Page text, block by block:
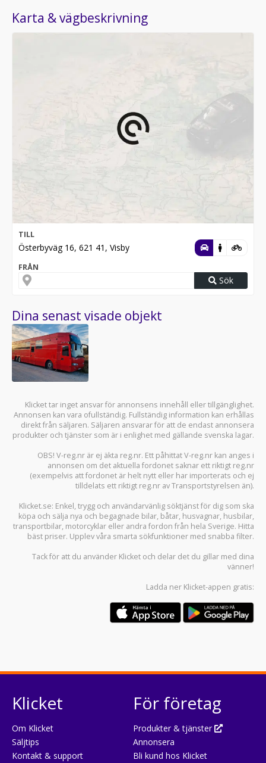
Karta & vägbeskrivning
TILL
Österbyväg 16, 621 41, Visby
FRÅN
Sök
Dina senast visade objekt
Klicket tar inget ansvar för annonsens innehåll eller tillgänglighet.
Annonsen kan vara ofullständig. Fullständig information kan erhållas
direkt från säljaren. Säljaren ansvarar för att de endast annonsera
produkter och tjänster som är i enlighet med gällande svenska lagar.
OBS! V-reg.nr är ej äkta reg.nr. Ett påhittat V-reg.nr kan anges i
annonsen om det aktuella fordonet saknar ett riktigt reg.nr
(exempelvis att fordonet är helt nytt eller har importerats och ej
tilldelats ett riktigt reg.nr av Transportstyrelsen än).
Klicket.se: Enkel, trygg och användarvänlig söktjänst för dig som ska
köpa och sälja nya och begagnade bilar, båtar, husvagnar, husbilar,
transportbilar, motorcyklar eller andra fordon från hela Sverige. Hitta
bäst priser. Upplev våra smarta sökfunktioner med snabba filter.
Tack för att du använder Klicket och delar det du gillar med dina
vänner!
Ladda ner Klicket-appen gratis:
Klicket
Om Klicket
Säljtips
Kontakt & support
För företag
Produkter & tjänster
Annonsera
Bli kund hos Klicket